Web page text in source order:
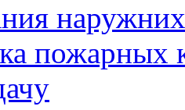
пожарных